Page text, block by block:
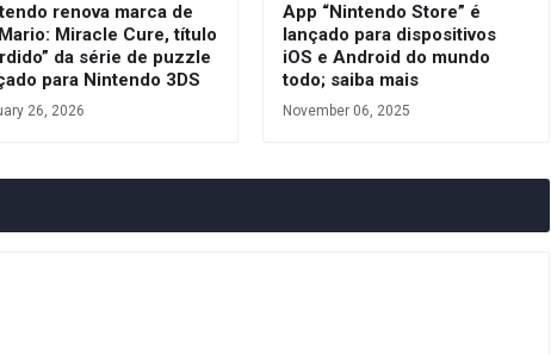
renova marca de
Miracle Cure, título
da série de puzzle
para Nintendo 3DS
26, 2026
App “Nintendo Store” é
lançado para dispositivos
iOS e Android do mundo
todo; saiba mais
November 06, 2025